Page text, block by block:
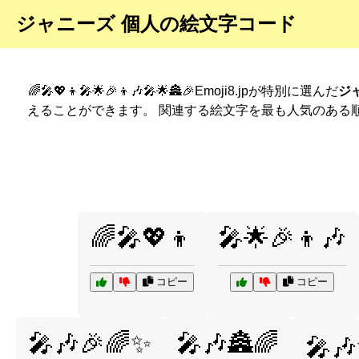
ジャニーズ 個人の絵文字コード
🌈🎤💖👦🎤🌟🎉👦🎶🎤🌟🏯🎉Emoji8.jpが特別に選んだジ
えることができます。 関連する絵文字を最も人気のあ
🌈🎤💖👦
コピー
🎤🌟🎉👦🎶
コピー
🎤🎶🎉🌈✨ 🎤🎶🏯🌈